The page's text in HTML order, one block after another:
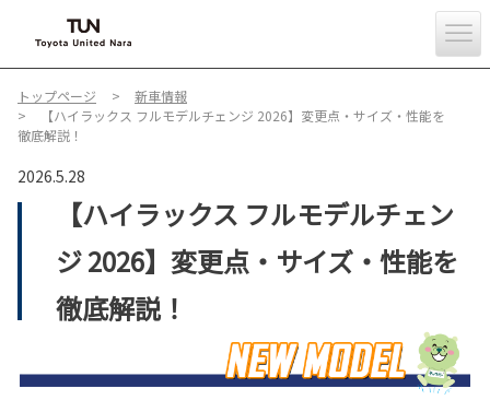
トップページ
新車情報
【ハイラックス フルモデルチェンジ 2026】変更点・サイズ・性能を
徹底解説！
2026.5.28
【ハイラックス フルモデルチェン
ジ 2026】変更点・サイズ・性能を
徹底解説！